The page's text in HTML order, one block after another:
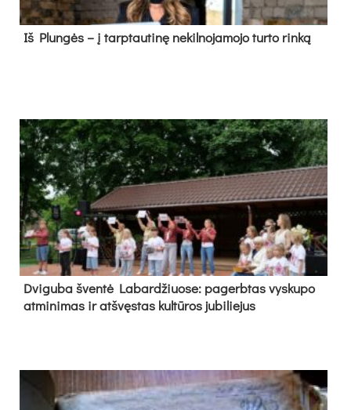
Iš Plungės – į tarptautinę nekilnojamojo turto rinką
Dvi­gu­ba šven­tė La­bar­džiuo­se: pa­gerb­tas vys­ku­po
at­mi­ni­mas ir at­švęs­tas kul­tū­ros ju­bi­lie­jus